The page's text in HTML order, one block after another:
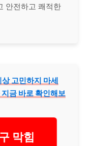
안전하고 쾌적한
고민하지 마세
금 바로 확인해보
막힘